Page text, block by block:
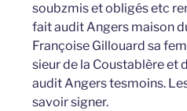
soubzmis et obligés etc
fait audit Angers maison
Françoise Gillouard sa
sieur de la Coustablère et
audit Angers tesmoins.
savoir signer.